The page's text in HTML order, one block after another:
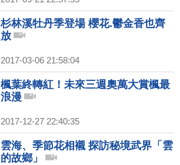
杉林溪牡丹季登場 櫻花.鬱金香也齊
放
2017-03-06 21:58:04
楓葉終轉紅！未來三週奧萬大賞楓最
浪漫
2017-12-27 22:40:35
雲海、季節花相襯 探訪秘境武界「雲
的故鄉」